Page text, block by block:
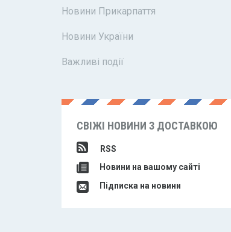
Новини Прикарпаття
Новини України
Важливі події
СВІЖІ НОВИНИ З ДОСТАВКОЮ
RSS
Новини на вашому сайті
Підписка на новини